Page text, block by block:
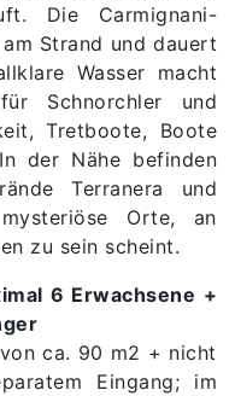
Die Carmignani-
Strand und dauert
Wasser macht
Schnorchler und
Tretboote, Boote
der Nähe befinden
Terranera und
Orte, an
zu sein scheint.
6 Erwachsene +
ca. 90 m2 + nicht
Eingang; im